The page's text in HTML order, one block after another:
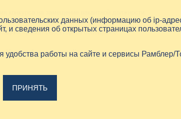
провел селекторное совещание.
Иваном Андреевичем Кашиным.
данных (информацию об ip-
и сведения об открытых страницах
работы на сайте и сервисы Рамблер/
ПРИНЯТЬ